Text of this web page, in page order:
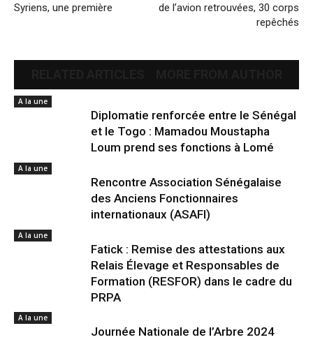
Syriens, une première
de l’avion retrouvées, 30 corps
repêchés
A la une
Diplomatie renforcée entre le Sénégal
et le Togo : Mamadou Moustapha
Loum prend ses fonctions à Lomé
A la une
Rencontre Association Sénégalaise
des Anciens Fonctionnaires
internationaux (ASAFI)
A la une
Fatick : Remise des attestations aux
Relais Élevage et Responsables de
Formation (RESFOR) dans le cadre du
PRPA
A la une
Journée Nationale de l’Arbre 2024